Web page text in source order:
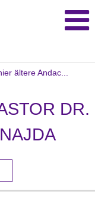
ältere Andac...
DR.